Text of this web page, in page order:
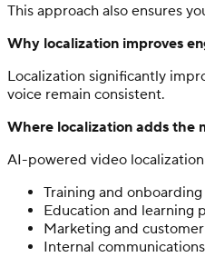
This approach also ensures
Why localization improves
Localization significantly
voice remain consistent.
Where localization adds the
AI-powered video
Training and onboarding
Education and learning
Marketing and
Internal communications